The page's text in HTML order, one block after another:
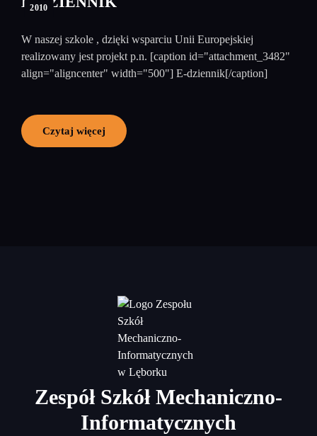
2010
W naszej szkole , dzięki wsparciu Unii Europejskiej
realizowany jest projekt p.n. [caption id="attachment_3482"
align="aligncenter" width="500"] E-dziennik[/caption]
Czytaj więcej
Zespół Szkół Mechaniczno-
Informatycznych